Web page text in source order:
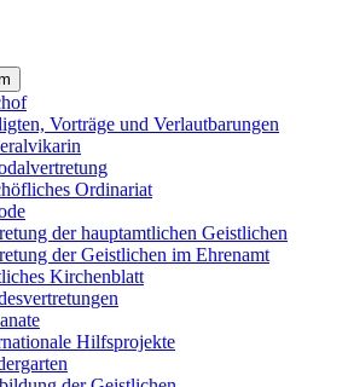
Vorträge und Verlautbarungen
Ordinariat
der hauptamtlichen Geistlichen
der Geistlichen im Ehrenamt
Kirchenblatt
Hilfsprojekte